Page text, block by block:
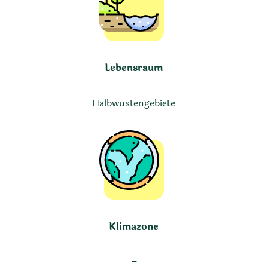
Lebensraum
Halbwüstengebiete
Klimazone
–